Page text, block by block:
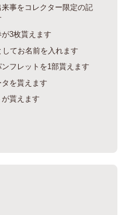
事をコレクター限定の記
3枚貰えます
してお名前を入れます
フレットを1部貰えます
を貰えます
貰えます